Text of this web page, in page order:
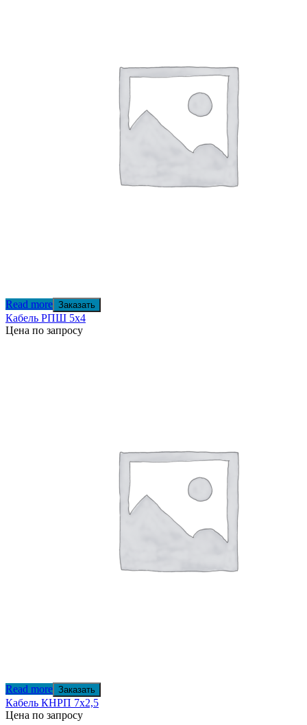
Read more Заказать
Кабель РПШ 5х4
Цена по запросу
Read more Заказать
Кабель КНРП 7х2,5
Цена по запросу